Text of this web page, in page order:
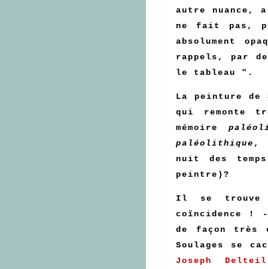
autre nuance,
ne fait pas,
absolument
rappels, par
le tableau ".
La peinture de
qui remonte
mémoire
paléolithique ,
nuit des
peintre)?
Il se trouve
coïncidence !
de façon très
Soulages se
Joseph Delteil